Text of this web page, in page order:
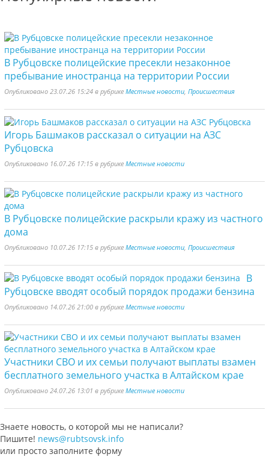
В Рубцовске полицейские пресекли незаконное
пребывание иностранца на территории России
Опубликовано 23.07.26 15:24 в рубрике Местные новости Происшествия
Игорь Башмаков рассказал о ситуации на АЗС
Рубцовска
Опубликовано 16.07.26 17:15 в рубрике Местные новости
В Рубцовске полицейские раскрыли кражу из частного
дома
Опубликовано 10.07.26 17:15 в рубрике Местные новости, Происшествия
В
Рубцовске вводят особый порядок продажи бензина
Опубликовано 14.07.26 21:00 в рубрике Местные новости
Участники СВО и их семьи получают выплаты взамен
бесплатного земельного участка в Алтайском крае
Опубликовано 24.07.26 13:01 в рубрике Местные новости
Знаете новость, о которой мы не написали?
Пишите! news@rubtsovsk.info
или просто заполните форму